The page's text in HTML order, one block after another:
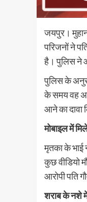
जयपुर।
परिजनों ने
है। पुलिस ने
पुलिस के
के समय वह
आने का दावा
मोबाइल में
मृतका के भाई
कुछ वीडियो
आरोपी पति
शराब के नशे